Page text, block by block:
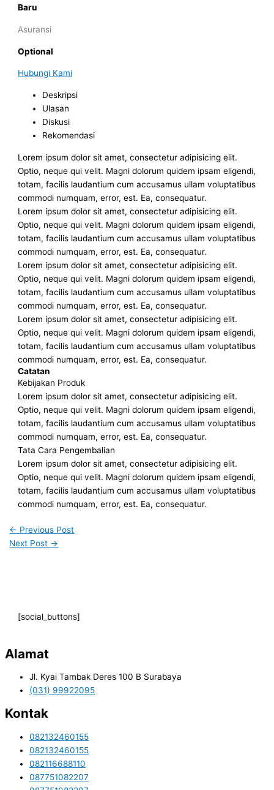
Baru
Asuransi
Optional
Hubungi Kami
Deskripsi
Ulasan
Diskusi
Rekomendasi
Lorem ipsum dolor sit amet, consectetur adipisicing elit.
Optio, neque qui velit. Magni dolorum quidem ipsam eligendi,
totam, facilis laudantium cum accusamus ullam voluptatibus
commodi numquam, error, est. Ea, consequatur.
Lorem ipsum dolor sit amet, consectetur adipisicing elit.
Optio, neque qui velit. Magni dolorum quidem ipsam eligendi,
totam, facilis laudantium cum accusamus ullam voluptatibus
commodi numquam, error, est. Ea, consequatur.
Lorem ipsum dolor sit amet, consectetur adipisicing elit.
Optio, neque qui velit. Magni dolorum quidem ipsam eligendi,
totam, facilis laudantium cum accusamus ullam voluptatibus
commodi numquam, error, est. Ea, consequatur.
Lorem ipsum dolor sit amet, consectetur adipisicing elit.
Optio, neque qui velit. Magni dolorum quidem ipsam eligendi,
totam, facilis laudantium cum accusamus ullam voluptatibus
commodi numquam, error, est. Ea, consequatur.
Catatan
Kebijakan Produk
Lorem ipsum dolor sit amet, consectetur adipisicing elit.
Optio, neque qui velit. Magni dolorum quidem ipsam eligendi,
totam, facilis laudantium cum accusamus ullam voluptatibus
commodi numquam, error, est. Ea, consequatur.
Tata Cara Pengembalian
Lorem ipsum dolor sit amet, consectetur adipisicing elit.
Optio, neque qui velit. Magni dolorum quidem ipsam eligendi,
totam, facilis laudantium cum accusamus ullam voluptatibus
commodi numquam, error, est. Ea, consequatur.
← Previous Post
Next Post →
[social_buttons]
Alamat
Jl. Kyai Tambak Deres 100 B Surabaya
(031) 99922095
Kontak
082132460155
082132460155
082116688110
087751082207